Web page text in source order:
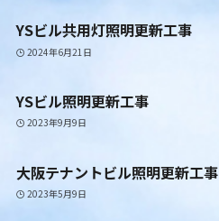
YSビル共用灯照明更新工事
2024年6月21日
YSビル照明更新工事
2023年9月9日
大阪テナントビル照明更新工事
2023年5月9日